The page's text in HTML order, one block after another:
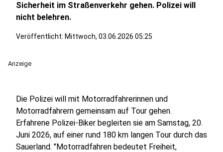
Sicherheit im Straßenverkehr gehen. Polizei will
nicht belehren.
Veröffentlicht: Mittwoch, 03.06.2026 05:25
Anzeige
Die Polizei will mit Motorradfahrerinnen und
Motorradfahrern gemeinsam auf Tour gehen.
Erfahrene Polizei-Biker begleiten sie am Samstag, 20.
Juni 2026, auf einer rund 180 km langen Tour durch das
Sauerland. "Motorradfahren bedeutet Freiheit,